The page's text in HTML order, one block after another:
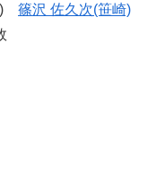
) 篠沢 佐久次(笹崎)